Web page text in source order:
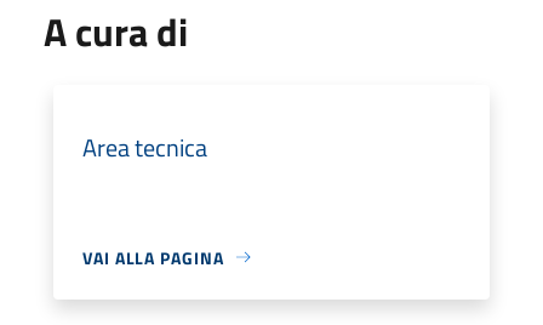
A cura di
Area tecnica
VAI ALLA PAGINA